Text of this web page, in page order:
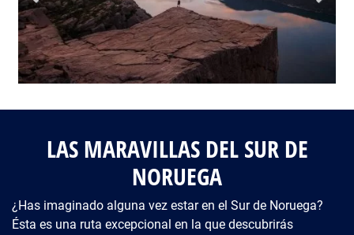
LAS MARAVILLAS DEL SUR DE
NORUEGA
¿Has imaginado alguna vez estar en el Sur de Noruega?
Ésta es una ruta excepcional en la que descubrirás